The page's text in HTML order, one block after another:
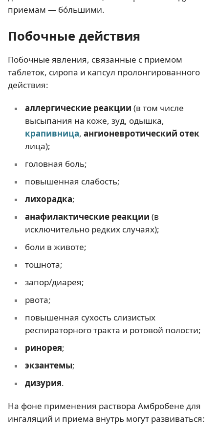
приемам — бóльшими.
Побочные действия
Побочные явления, связанные с приемом
таблеток, сиропа и капсул пролонгированного
действия:
аллергические реакции (в том числе
высыпания на коже, зуд, одышка,
крапивница, ангионевротический отек
лица);
головная боль;
повышенная слабость;
лихорадка;
анафилактические реакции (в
исключительно редких случаях);
боли в животе;
тошнота;
запор/диарея;
рвота;
повышенная сухость слизистых
респираторного тракта и ротовой полости;
ринорея;
экзантемы;
дизурия.
На фоне применения раствора Амбробене для
ингаляций и приема внутрь могут развиваться: